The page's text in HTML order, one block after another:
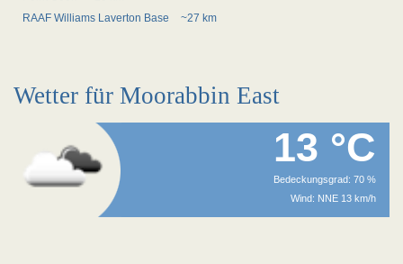
RAAF Williams Laverton Base
~27 km
Wetter für Moorabbin East
13 °C
Bedeckungsgrad: 70 %
Wind: NNE 13 km/h